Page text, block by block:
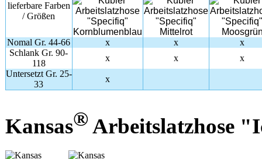
lieferbare Farben
/ Größen
Nomal Gr. 44-66 x x
x
Schlank Gr. 90-
118
x x
x
Untersetzt Gr. 25-
33
x
Kansas®Arbeitslatzhose